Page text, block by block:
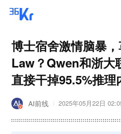
博士宿舍激情脑暴
Law？Qwen和浙大
直接干掉95.5%推理
AI前线 2025年05月22日